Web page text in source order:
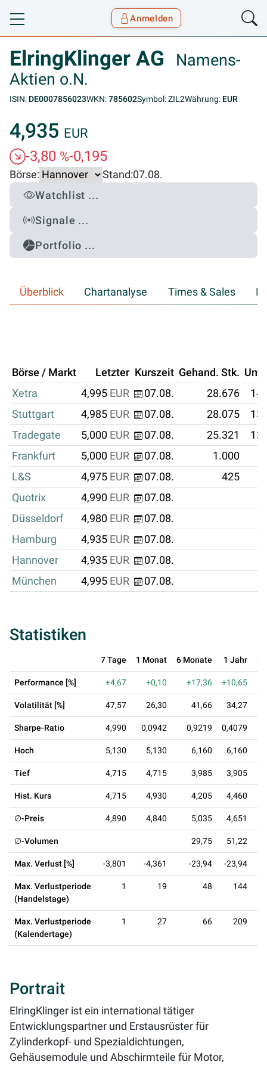
Toggle navigation
Anmelden
ElringKlinger AG
Namens-
Aktien o.N.
ISIN: DE0007856023WKN:785602Symbol: ZIL2Währung: EUR
4,935 EUR
-3,80 %-0,195
Börse: Stand:07.08.
Watchlist ...
Signale ...
Portfolio ...
Überblick Chartanalyse Times & Sales
Börse / Markt Letzter Kurszeit Gehand. Stk.
Xetra
4,995 EUR 07.08. 28.676
Stuttgart
4,985 EUR 07.08. 28.075
Tradegate
5,000 EUR 07.08. 25.321
Frankfurt
5,000 EUR 07.08. 1.000
L&S
4,975 EUR 07.08. 425
Quotrix
4,990 EUR
07.08.
Düsseldorf
4,980 EUR
07.08.
Hamburg
4,935 EUR
07.08.
Hannover
4,935 EUR
07.08.
München
4,995 EUR 07.08.
Statistiken
7 Tage 1 Monat 6 Monate 1 Jahr 3
Performance [%] +4,67 +0,10 +17,36 +10,65
Volatilität [%] 47,57 26,30 41,66 34,27
Sharpe-Ratio 4,990 0,0942 0,9219 0,4079
Hoch 5,130 5,130 6,160 6,160
Tief 4,715 4,715 3,985 3,905
Hist. Kurs 4,715 4,930 4,205 4,460
∅-Preis 4,890 4,840 5,035 4,651
∅-Volumen 29,75 51,22
Max. Verlust [%] -3,801 -4,361 -23,94 -23,94
Max. Verlustperiode
(Handelstage)
1 19 48 144
Max. Verlustperiode
(Kalendertage)
1 27 66 209
Portrait
ElringKlinger ist ein international tätiger
Entwicklungspartner und Erstausrüster für
Zylinderkopf- und Spezialdichtungen,
Gehäusemodule und Abschirmteile für Motor,